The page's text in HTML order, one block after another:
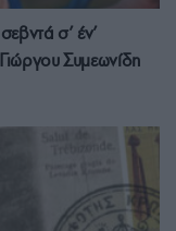
σ’ έν’
Συμεωνίδη